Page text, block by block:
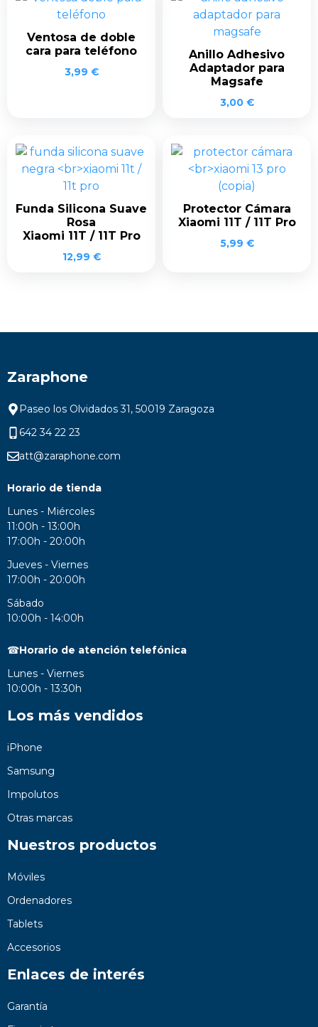
Ventosa de doble
cara para teléfono
3,99 €
Anillo Adhesivo
Adaptador para
Magsafe
3,00 €
Funda Silicona Suave
Rosa
Xiaomi 11T / 11T Pro
12,99 €
Protector Cámara
Xiaomi 11T / 11T Pro
5,99 €
Zaraphone
Paseo los Olvidados 31, 50019 Zaragoza
642 34 22 23
att@zaraphone.com
Horario de tienda
Lunes - Miércoles
11:00h - 13:00h
17:00h - 20:00h
Jueves - Viernes
17:00h - 20:00h
Sábado
10:00h - 14:00h
☎Horario de atención telefónica
Lunes - Viernes
10:00h - 13:30h
Los más vendidos
iPhone
Samsung
Impolutos
Otras marcas
Nuestros productos
Móviles
Ordenadores
Tablets
Accesorios
Enlaces de interés
Garantía